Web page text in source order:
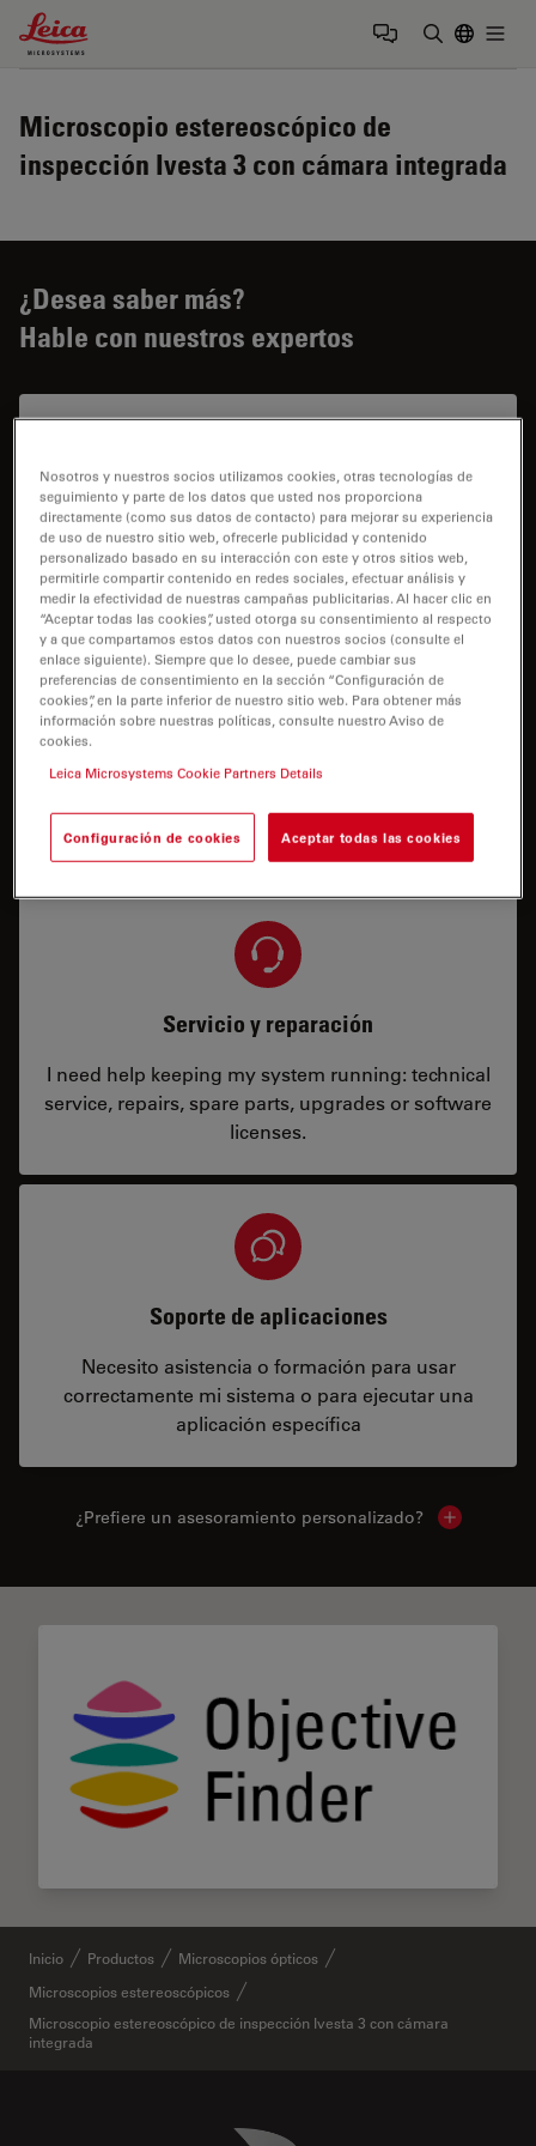
Leica Microsystems Logo
Microscopio estereoscópico de
inspección Ivesta 3 con cámara integrada
¿Desea saber más?
Hable con nuestros expertos
Precio
Necesito una configuración o información de
precios
Necesito una demostración presencial o remota
Servicio y reparación
I need help keeping my system running: technical
service, repairs, spare parts, upgrades or software
licenses.
Soporte de aplicaciones
Necesito asistencia o formación para usar
correctamente mi sistema o para ejecutar una
aplicación específica
¿Prefiere un asesoramiento personalizado? Show local
Inicio Productos
Microscopios ópticos
Microscopios estereoscópicos
Microscopio estereoscópico de inspección Ivesta 3 con cámara
integrada
Danaher Logo
Nosotros y nuestros socios utilizamos cookies, otras tecnologías de
seguimiento y parte de los datos que usted nos proporciona
directamente (como sus datos de contacto) para mejorar su experiencia
de uso de nuestro sitio web, ofrecerle publicidad y contenido
personalizado basado en su interacción con este y otros sitios web,
permitirle compartir contenido en redes sociales, efectuar análisis y
medir la efectividad de nuestras campañas publicitarias. Al hacer clic en
“Aceptar todas las cookies”, usted otorga su consentimiento al respecto
y a que compartamos estos datos con nuestros socios (consulte el
enlace siguiente). Siempre que lo desee, puede cambiar sus
preferencias de consentimiento en la sección “Configuración de
cookies”, en la parte inferior de nuestro sitio web. Para obtener más
información sobre nuestras políticas, consulte nuestro Aviso de
cookies.
Leica Microsystems Cookie Partners Details
Configuración de cookies Aceptar todas las cookies